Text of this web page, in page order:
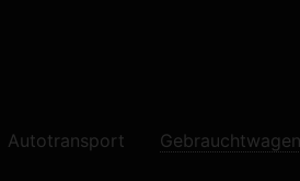
Autotransport Gebrauchtwagen